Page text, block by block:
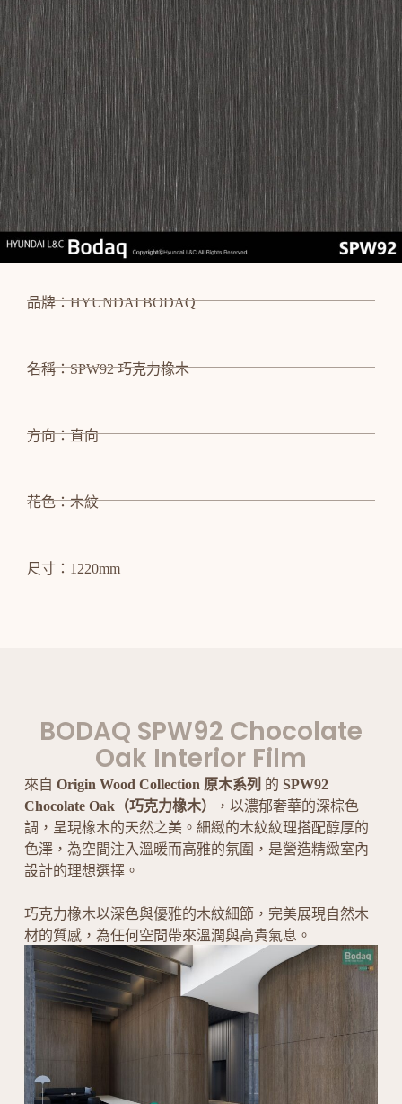
品牌：HYUNDAI BODAQ
名稱：SPW92 巧克力橡木
方向：直向
花色：木紋
尺寸：1220mm
BODAQ SPW92 Chocolate
Oak Interior Film
來自 Origin Wood Collection 原木系列 的 SPW92
Chocolate Oak（巧克力橡木）
，以濃郁奢華的深棕色
調，呈現橡木的天然之美。細緻的木紋紋理搭配醇厚的
色澤，為空間注入溫暖而高雅的氛圍，是營造精緻室內
設計的理想選擇。
巧克力橡木以深色與優雅的木紋細節，完美展現自然木
材的質感，為任何空間帶來溫潤與高貴氣息。